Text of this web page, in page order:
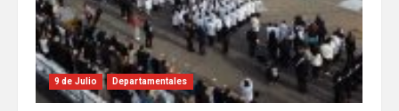
9 de Julio Departamentales